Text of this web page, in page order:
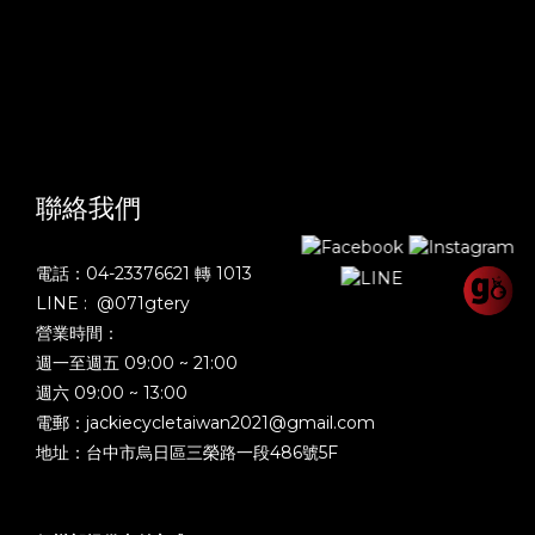
聯絡我們
電話：04-23376621 轉 1013
LINE : @071gtery
營業時間：
週一至週五 09:00 ~ 21:00
週六 09:00 ~ 13:00
電郵：jackiecycletaiwan2021@gmail.com
地址：台中市烏日區三榮路一段486號5F